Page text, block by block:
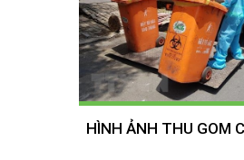
HÌNH ẢNH THU GOM